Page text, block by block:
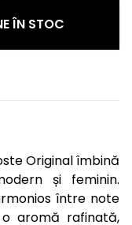
ÎN STOC
Original îmbină
și feminin.
între note
aromă rafinată,